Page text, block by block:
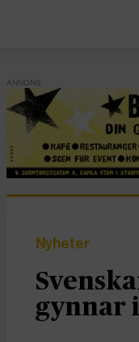
ANNONS
Nyheter
gynnar